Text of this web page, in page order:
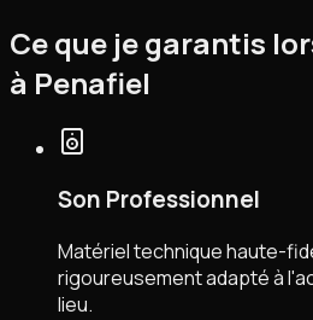
Ce que je garantis
à Penafiel
Son Professionnel
Matériel technique haute-
rigoureusement adapté à
lieu.